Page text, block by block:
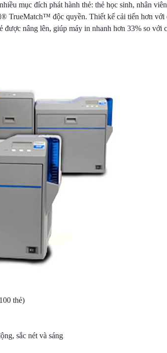
mục đích phát hành thẻ: thẻ học sinh, nhân
TrueMatch™ độc quyền. Thiết kế cải tiến hơn
nâng lên, giúp máy in nhanh hơn 33% so với
thẻ)
sắc nét và sáng